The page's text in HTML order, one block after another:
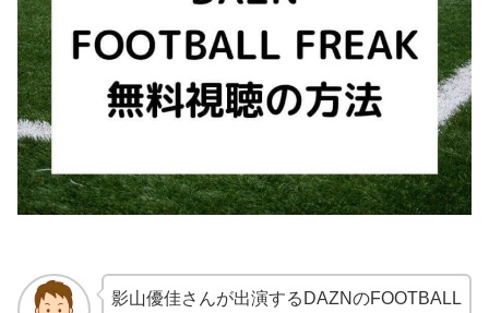
影山優佳さんが出演するDAZNのFOOTBALL